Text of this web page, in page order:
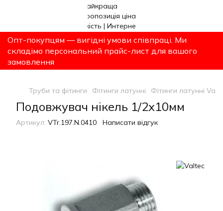
Опт-покупцям — вигідні умови співпраці. Ми
складімо персональний прайс-лист для вашого
замовлення
Труби та фітинги Фітинги латунні Фітинги латунні
Подовжувач нікель 1/2х10мм
Артикул: VTr.197.N.0410 Написати відгук